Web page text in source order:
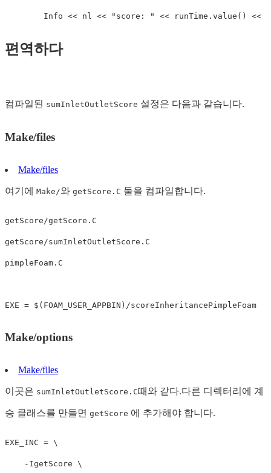
        Info
<< nl << "score: " << runTime . value ( ) <<
편역하다
컴파일된 sumInletOutletScore 설정은 다음과 같습니다.
Make/files
Make/files
여기에 Make/와 getScore.C 둘을 컴파일합니다.
getScore/getScore.C
getScore/sumInletOutletScore.C
pimpleFoam.C
EXE = $ ( FOAM_USER_APPBIN )
Make/options
Make/files
이곳은 sumInletOutletScore.C때와 같다.다른 디렉터리에 계
승 클래스를 만들면 getScore 에 추가해야 합니다.
EXE_INC = \
    -IgetScore \